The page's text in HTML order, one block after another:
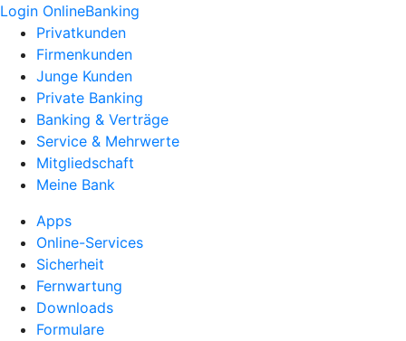
Login OnlineBanking
Privatkunden
Firmenkunden
Junge Kunden
Private Banking
Banking & Verträge
Service & Mehrwerte
Mitgliedschaft
Meine Bank
Apps
Online-Services
Sicherheit
Fernwartung
Downloads
Formulare